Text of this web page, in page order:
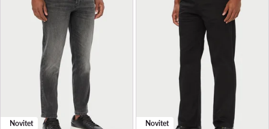
Novitet Novitet